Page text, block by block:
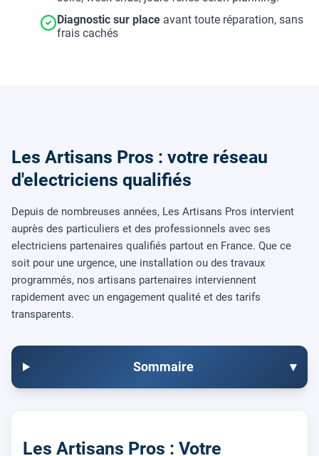
Diagnostic sur place avant toute réparation, sans
frais cachés
Les Artisans Pros : votre réseau
d'electriciens qualifiés
Depuis de nombreuses années, Les Artisans Pros intervient
auprès des particuliers et des professionnels avec ses
electriciens partenaires qualifiés partout en France. Que ce
soit pour une urgence, une installation ou des travaux
programmés, nos artisans partenaires interviennent
rapidement avec un engagement qualité et des tarifs
transparents.
Sommaire ▾
Les Artisans Pros : Votre